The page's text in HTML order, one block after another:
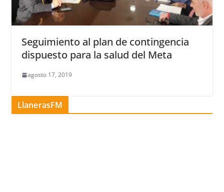
Seguimiento al plan de contingencia
dispuesto para la salud del Meta
agosto 17, 2019
LlanerasFM